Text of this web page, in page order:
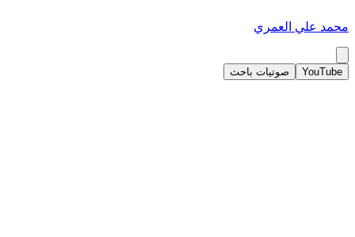
محمد علي العمري
YouTube صوتيات باحث